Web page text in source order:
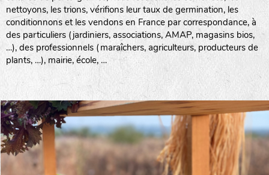
nettoyons, les trions, vérifions leur taux de germination, les
conditionnons et les vendons en France par correspondance, à
des particuliers (jardiniers, associations, AMAP, magasins bios,
…), des professionnels (maraîchers, agriculteurs, producteurs de
plants, …), mairie, école, …